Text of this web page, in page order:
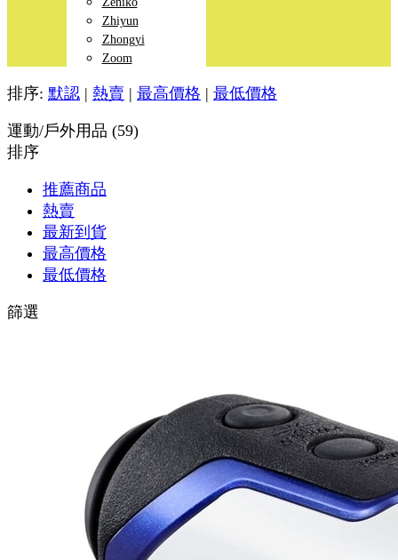
Zhiyun
Zhongyi
Zoom
排序: 默認 | 熱賣 | 最高價格 | 最低價格
運動/戶外用品 (59)
排序
推薦商品
熱賣
最新到貨
最高價格
最低價格
篩選